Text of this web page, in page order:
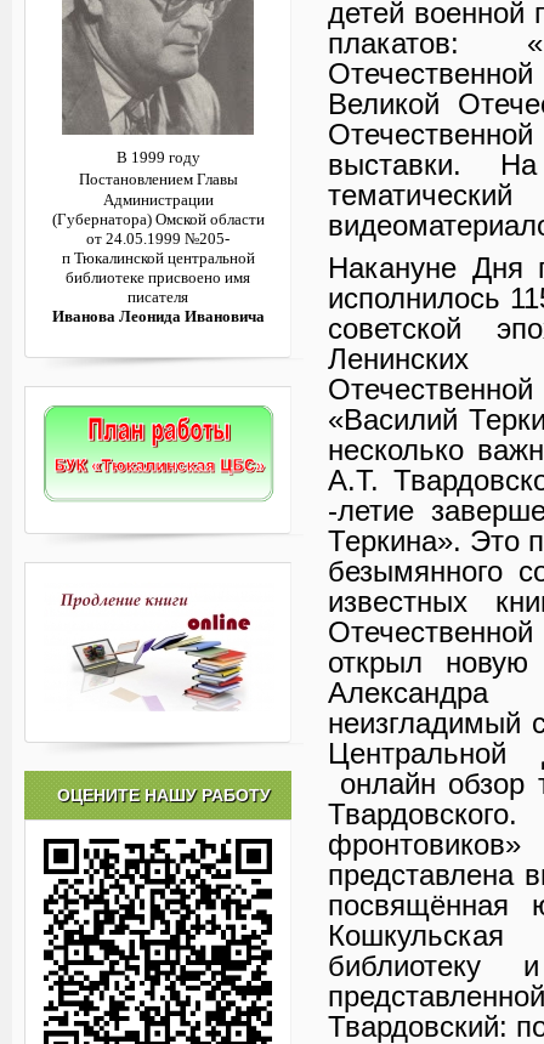
детей военной
плакатов:
Великой
выставки.
Накануне Дня
исполнилось
советской
Ленинских
«Василий
несколько
А.Т.
-летие
Теркина». Это
безымянного
известных
открыл новую
неизгладимый
Центральной
онлайн обзор
представлена
посвящённая
Кошкульская
библиотеку
Твардовский:
В 1999 году
Постановлением Главы
Администрации
(Губернатора) Омской области
от 24.05.1999 №205-
п Тюкалинской центральной
библиотеке присвоено имя
писателя
Иванова Леонида Ивановича
ОЦЕНИТЕ НАШУ РАБОТУ